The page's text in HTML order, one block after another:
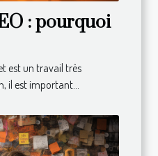
: pourquoi
est un travail très
il est important...